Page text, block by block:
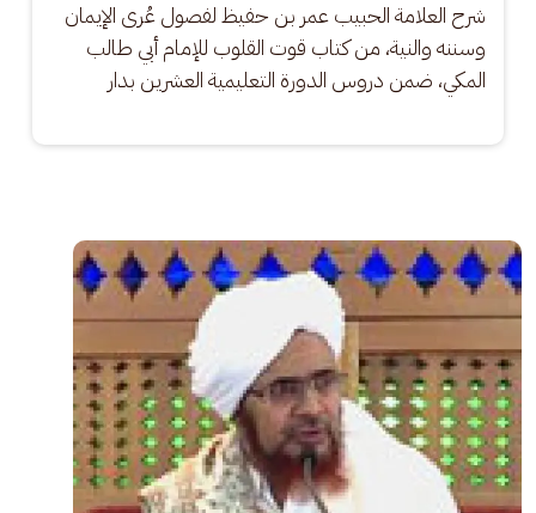
شرح العلامة الحبيب عمر بن حفيظ لفصول عُرى الإيمان
وسننه والنية، من كتاب قوت القلوب للإمام أبي طالب
المكي، ضمن دروس الدورة التعليمية العشرين بدار
الصورة